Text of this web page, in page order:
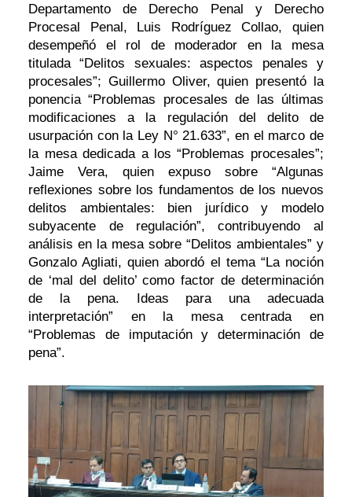
Departamento de Derecho Penal y Derecho
Procesal Penal, Luis Rodríguez Collao, quien
desempeñó el rol de moderador en la mesa
titulada “Delitos sexuales: aspectos penales y
procesales”; Guillermo Oliver, quien presentó la
ponencia “Problemas procesales de las últimas
modificaciones a la regulación del delito de
usurpación con la Ley N° 21.633”, en el marco de
la mesa dedicada a los “Problemas procesales”;
Jaime Vera, quien expuso sobre “Algunas
reflexiones sobre los fundamentos de los nuevos
delitos ambientales: bien jurídico y modelo
subyacente de regulación”, contribuyendo al
análisis en la mesa sobre “Delitos ambientales” y
Gonzalo Agliati, quien abordó el tema “La noción
de ‘mal del delito’ como factor de determinación
de la pena. Ideas para una adecuada
interpretación” en la mesa centrada en
“Problemas de imputación y determinación de
pena”.